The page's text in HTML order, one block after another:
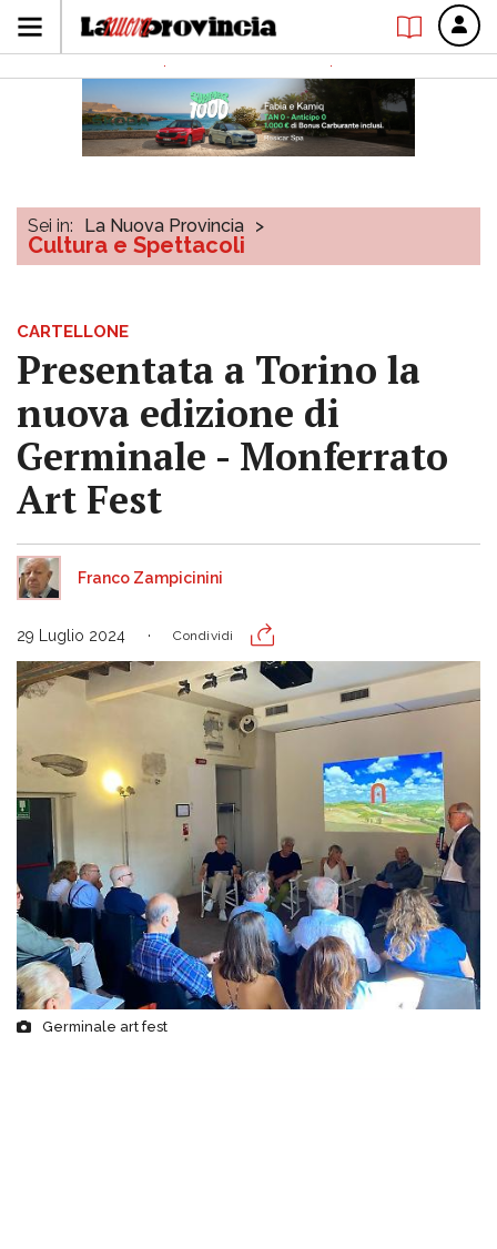
Sei in: La Nuova Provincia >
Cultura e Spettacoli
CARTELLONE
Presentata a Torino la
nuova edizione di
Germinale - Monferrato
Art Fest
Franco Zampicinini
29 Luglio 2024 Condividi
Germinale art fest